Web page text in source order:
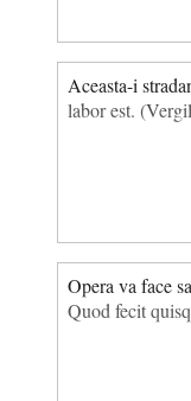
Aceasta-i
labor est.
Opera va face
Quod fecit